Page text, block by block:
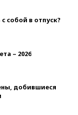
собой в отпуск?
– 2026
добившиеся